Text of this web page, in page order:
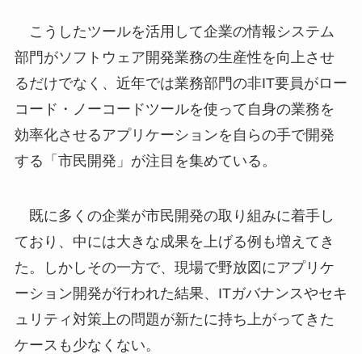
こうしたツールを活用して企業の情報システム
部門がソフトウェア開発業務の生産性を向上させ
るだけでなく、近年では業務部門の非IT要員がロー
コード・ノーコードツールを使って自身の業務を
効率化させるアプリケーションを自らの手で開発
する「市民開発」が注目を集めている。
既に多くの企業が市民開発の取り組みに着手し
ており、中には大きな成果を上げる例も増えてき
た。しかしその一方で、現場で野放図にアプリケ
ーション開発が行われた結果、ITガバナンスやセキ
ュリティ対策上の問題が新たに持ち上がってきた
ケースも少なくない。